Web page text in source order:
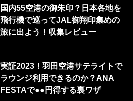
国内55空港の御朱印？日本各地を
飛行機で巡ってJAL御翔印集めの
旅に出よう！収集レビュー
実証2023！羽田空港サテライトで
ラウンジ利用できるのか？ANA
FESTAで●●円得する裏ワザ